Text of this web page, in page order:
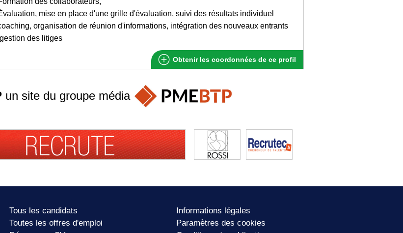
mise en place d'une grille d'évaluation, suivi des résultats individuel
organisation de réunion d'informations, intégration des nouveaux entrants
des litiges
Obtenir les coordonnées de ce profil
un site du groupe média
Tous les candidats
Toutes les offres d'emploi
Informations légales
Paramètres des cookies